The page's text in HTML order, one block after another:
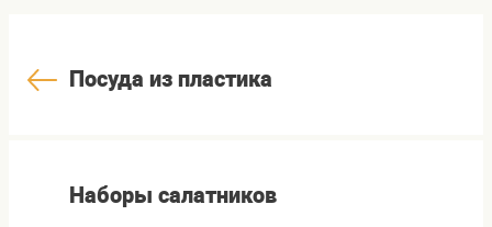
Посуда из пластика
Наборы салатников